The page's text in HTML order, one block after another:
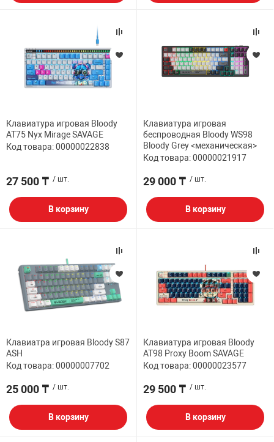
Клавиатура игровая Bloody
AT75 Nyx Mirage SAVAGE
Код товара: 00000022838
27 500 ₸ / шт.
В корзину
Клавиатура игровая
беспроводная Bloody WS98
Bloody Grey <механическая>
Код товара: 00000021917
29 000 ₸ / шт.
В корзину
Клавиатра игровая Bloody S87
ASH
Код товара: 00000007702
25 000 ₸ / шт.
В корзину
Клавиатура игровая Bloody
AT98 Proxy Boom SAVAGE
Код товара: 00000023577
29 500 ₸ / шт.
В корзину